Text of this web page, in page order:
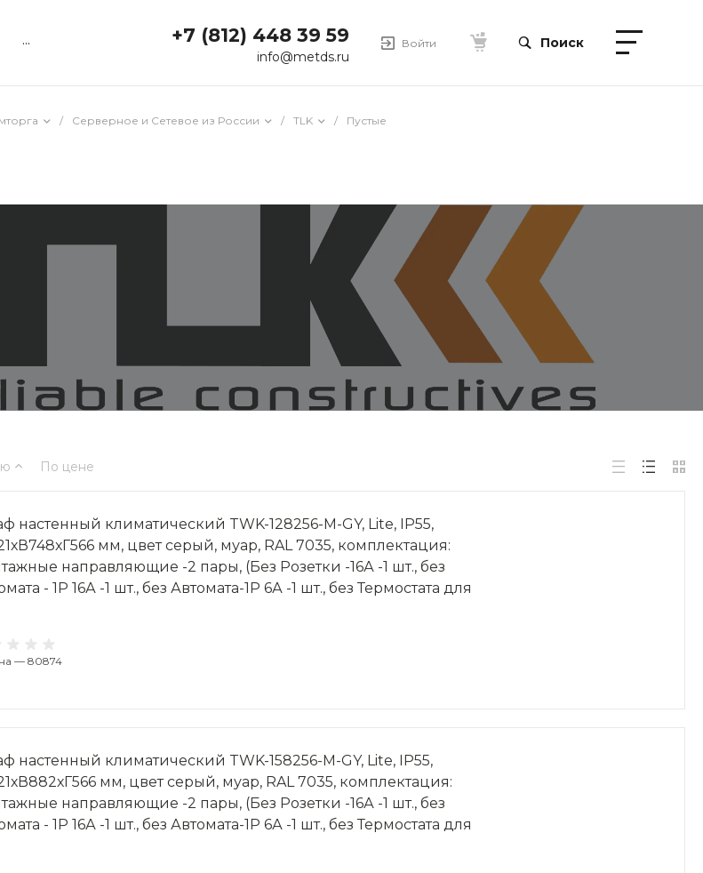
... +7 (812) 448 39 59
info@metds.ru
Войти Поиск
/ Серверное и Сетевое из России / TLK / Пустые
По цене
настенный климатический TWK-128256-M-GY, Lite, IP55,
мм, цвет серый, муар, RAL 7035, комплектация:
направляющие -2 пары, (Без Розетки -16А -1 шт., без
- 1P 16А -1 шт., без Автомата-1P 6А -1 шт., без Термостата для
— 80874
настенный климатический TWK-158256-M-GY, Lite, IP55,
мм, цвет серый, муар, RAL 7035, комплектация:
направляющие -2 пары, (Без Розетки -16А -1 шт., без
- 1P 16А -1 шт., без Автомата-1P 6А -1 шт., без Термостата для